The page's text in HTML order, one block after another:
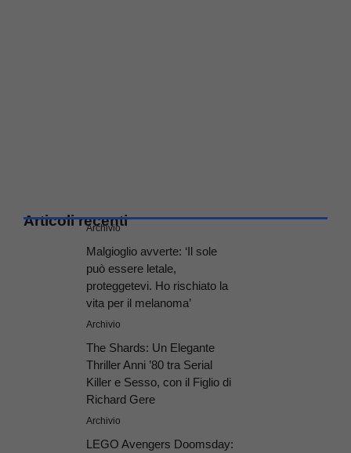
Articoli recenti
Archivio
Malgioglio avverte: ‘Il sole
può essere letale,
proteggetevi. Ho rischiato la
vita per il melanoma’
Archivio
The Shards: Un Elegante
Thriller Anni ’80 tra Serial
Killer e Sesso, con il Figlio di
Richard Gere
Archivio
LEGO Avengers Doomsday: